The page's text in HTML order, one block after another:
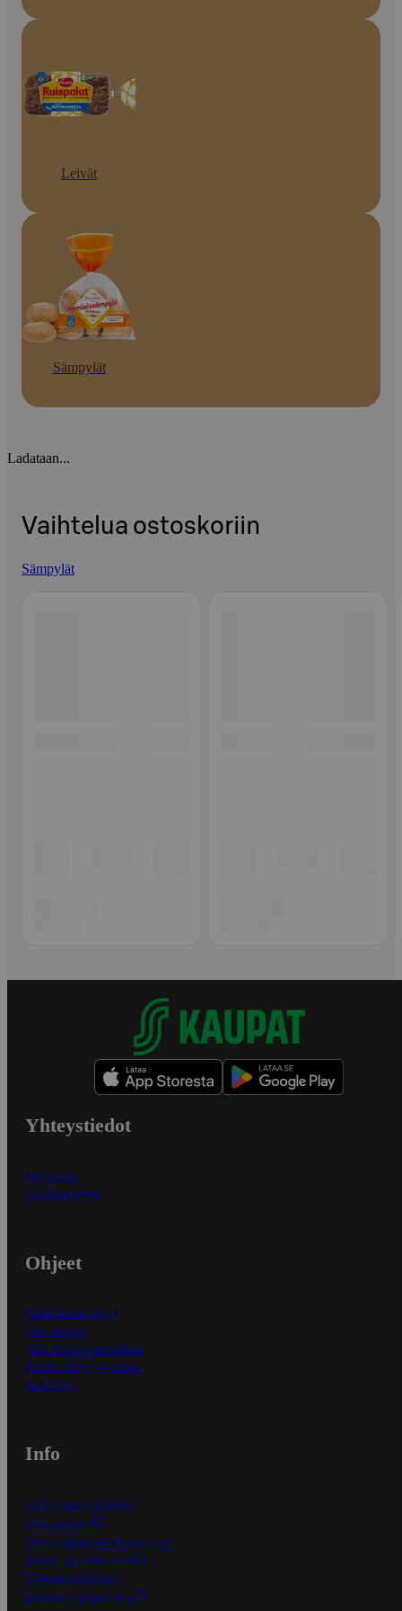
Leivät
Sämpylät
Ladataan...
Vaihtelua ostoskoriin
Sämpylät
Yhteystiedot
Myymälät
Asiakaspalvelu
Ohjeet
Ensitilaajan ohjeet
Näin maksat
Näin tilaat ja muokkaat
Kaikki ohjeet ja vinkit
In English
Info
S-Business yrityksille
Oiva-raportit
Osuuskauppojen yhteystiedot
Tilaus- ja toimitusehdot
Tietosuojakäytäntö
Palvelun käyttöehdot